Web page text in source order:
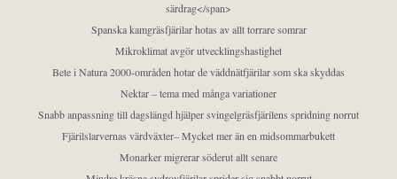
särdrag</span>
Spanska kamgräsfjärilar hotas av allt torrare somrar
Mikroklimat avgör utvecklingshastighet
Bete i Natura 2000-områden hotar de väddnätfjärilar som ska skyddas
Nektar – tema med många variationer
Snabb anpassning till dagslängd hjälper svingelgräsfjärilens spridning norrut
Fjärilslarvernas värdväxter– Mycket mer än en midsommarbukett
Monarker migrerar söderut allt senare